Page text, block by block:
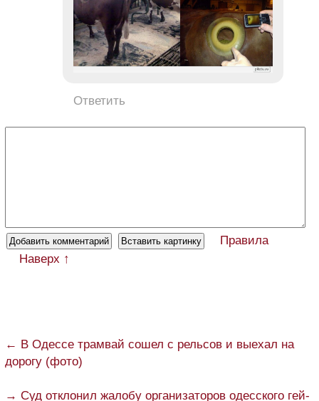
Ответить
Правила
Наверх ↑
← В Одессе трамвай сошел с рельсов и выехал на
дорогу (фото)
→ Суд отклонил жалобу организаторов одесского гей-